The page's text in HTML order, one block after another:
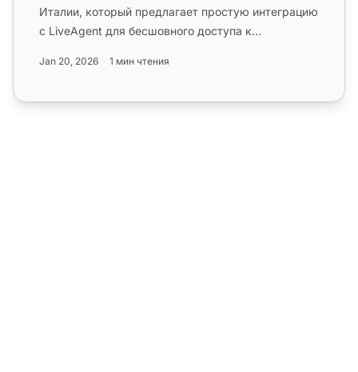
Италии, который предлагает простую интеграцию
с LiveAgent для бесшовного доступа к
Jan 20, 2026 1 мин чтения